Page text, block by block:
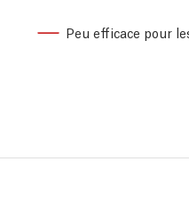
Peu efficace pour